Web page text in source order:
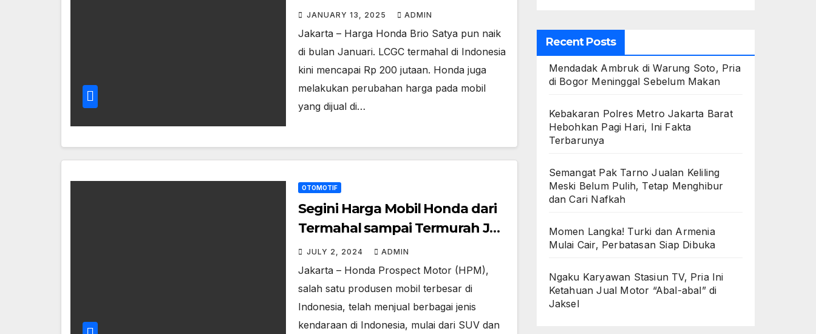
Juta
JANUARY 13, 2025 ADMIN
Jakarta – Harga Honda Brio Satya pun naik
di bulan Januari. LCGC termahal di Indonesia
kini mencapai Rp 200 jutaan. Honda juga
melakukan perubahan harga pada mobil
yang dijual di…
OTOMOTIF
Segini Harga Mobil Honda dari
Termahal sampai Termurah Juli
2024
JULY 2, 2024 ADMIN
Jakarta – Honda Prospect Motor (HPM),
salah satu produsen mobil terbesar di
Indonesia, telah menjual berbagai jenis
kendaraan di Indonesia, mulai dari SUV dan
Recent Posts
Mendadak Ambruk di Warung Soto, Pria
di Bogor Meninggal Sebelum Makan
Kebakaran Polres Metro Jakarta Barat
Hebohkan Pagi Hari, Ini Fakta
Terbarunya
Semangat Pak Tarno Jualan Keliling
Meski Belum Pulih, Tetap Menghibur
dan Cari Nafkah
Momen Langka! Turki dan Armenia
Mulai Cair, Perbatasan Siap Dibuka
Ngaku Karyawan Stasiun TV, Pria Ini
Ketahuan Jual Motor “Abal-abal” di
Jaksel